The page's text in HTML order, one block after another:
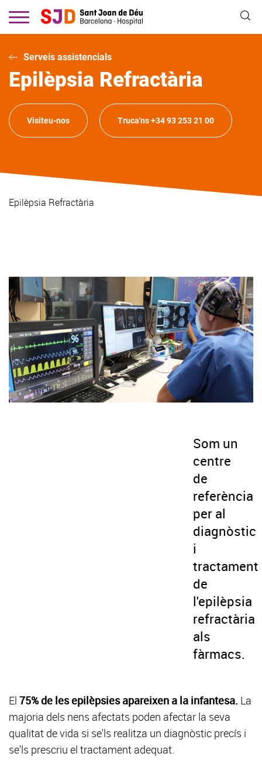
contingut
Serveis assistencials
Epilèpsia Refractària
Visiteu-nos Truca'ns +34 93 253 21 00
Epilèpsia Refractària
Som un
centre
de
referència
per al
diagnòstic
i
tractament
de
l'epilèpsia
refractària
als
fàrmacs.
El 75% de les epilèpsies apareixen a la infantesa. La
majoria dels nens afectats poden afectar la seva
qualitat de vida si se'ls realitza un diagnòstic precís i
se'ls prescriu el tractament adequat.